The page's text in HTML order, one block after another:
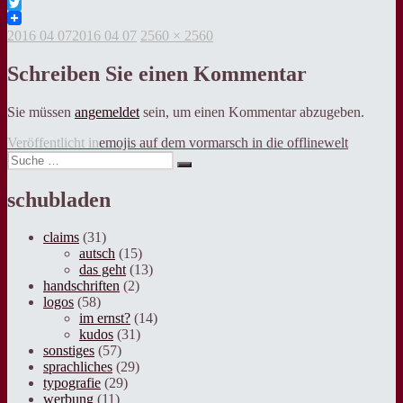
Twitter
Veröffentlicht
2016 04 072016 04 07 Volle
2560 × 2560
Schreiben Sie einen Kommentar
Sie müssen angemeldet sein, um einen Kommentar abzugeben.
Beitragsnavigation
Veröffentlicht inemojis auf dem vormarsch in die offlinewelt
Suche
nach:
Suche
schubladen
claims (31)
autsch (15)
das geht(13)
handschriften (2)
logos (58)
im ernst? (14)
kudos (31)
sonstiges (57)
sprachliches (29)
typografie (29)
werbung (11)